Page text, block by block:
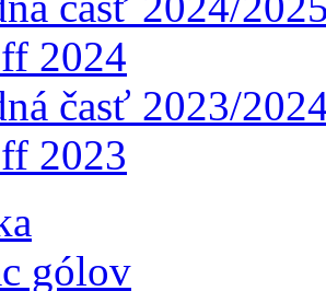
2024
časť 2023/
2023
gólov